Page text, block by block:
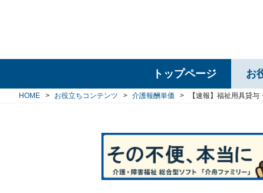
トップページ お
HOME お役立ちコンテンツ 介護報酬単価 【速報】福祉用具貸